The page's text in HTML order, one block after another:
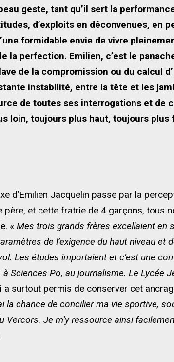
geste, tant qu’il sert la
d’exploits en déconvenues, en
formidable envie de vivre
la perfection. Emilien, c’est le
de la compromission ou du calcul
instabilité, entre la tête et les
de toutes ses interrogations et de
loin, toujours plus haut, toujours plus
d’Emilien Jacquelin passe par la
père, et cette fratrie de 4 garçons, tous
« Mes trois grands frères excellaient en
de l’exigence du haut niveau et
Les études importaient et c’est une
Sciences Po, au journalisme. Le Lycée
a surtout permis de conserver cet
la chance de concilier ma vie sportive,
Vercors. Je m’y ressource ainsi